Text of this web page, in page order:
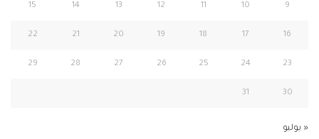
9
10
11
12
13
14
15
16
17
18
19
20
21
22
23
24
25
26
27
28
29
30
31
« يوليو